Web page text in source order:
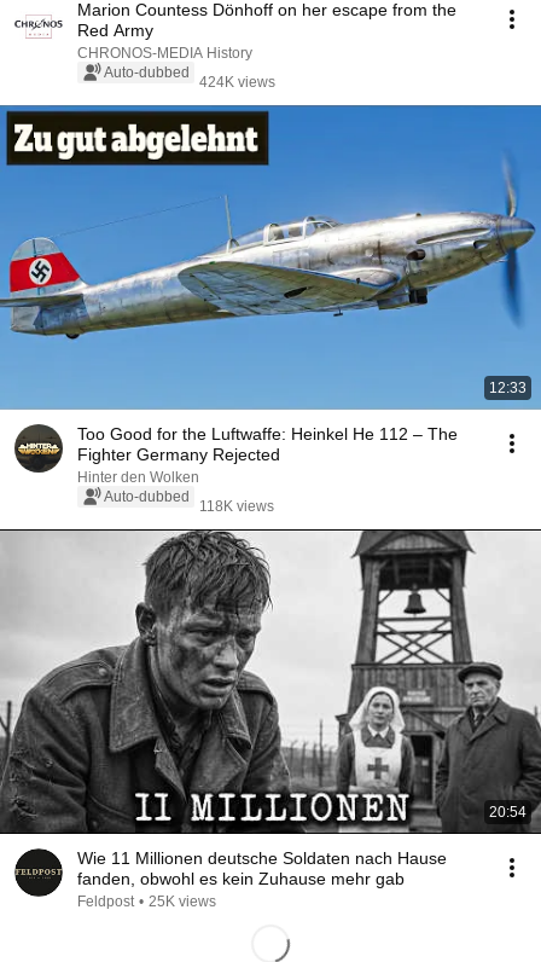
Marion Countess Dönhoff on her escape from the
Red Army
CHRONOS-MEDIA History
Auto-dubbed
424K views
12:33
Too Good for the Luftwaffe: Heinkel He 112 – The
Fighter Germany Rejected
Hinter den Wolken
Auto-dubbed
118K views
20:54
Wie 11 Millionen deutsche Soldaten nach Hause
fanden, obwohl es kein Zuhause mehr gab
Feldpost • 25K views